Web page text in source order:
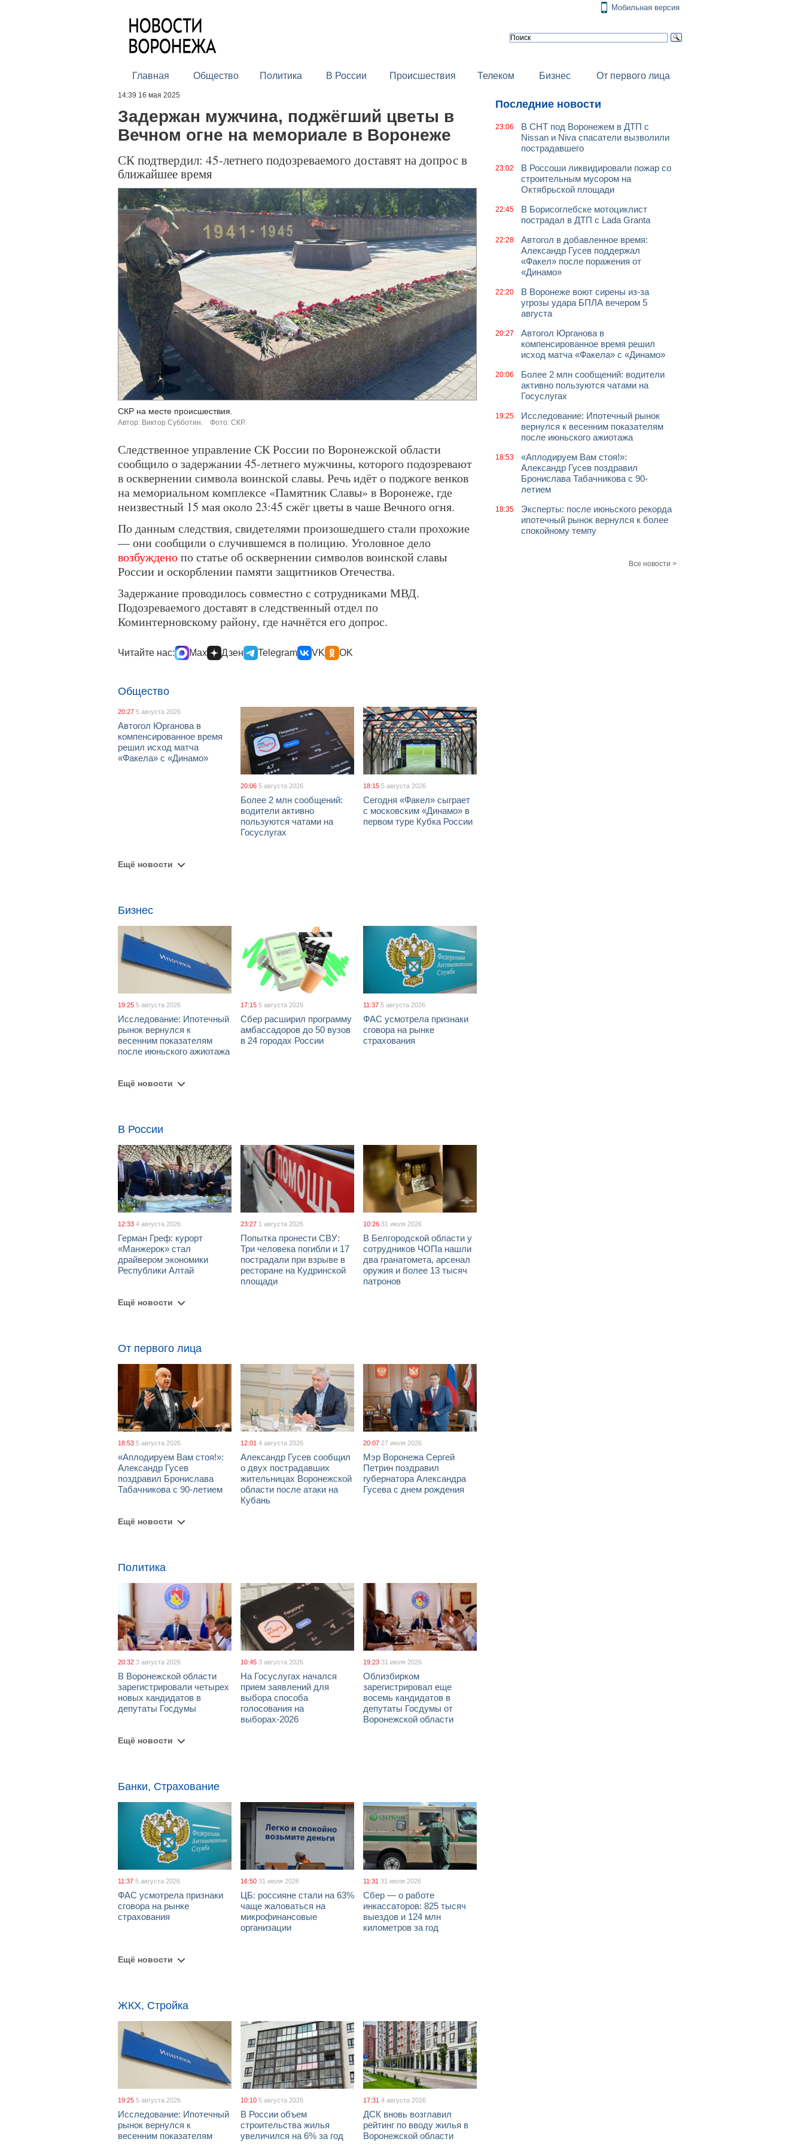
Мобильная версия
Главная Общество Политика В России Происшествия Телеком Бизнес От первого лица
14:39 16 мая 2025
Задержан мужчина, поджёгший цветы в
Вечном огне на мемориале в Воронеже
СК подтвердил: 45-летнего подозреваемого доставят на допрос в
ближайшее время
СКР на месте происшествия.
Автор: Виктор Субботин. Фото: СКР.
Следственное управление СК России по Воронежской области
сообщило о задержании 45-летнего мужчины, которого подозревают
в осквернении символа воинской славы. Речь идёт о поджоге венков
на мемориальном комплексе «Памятник Славы» в Воронеже, где
неизвестный 15 мая около 23:45 сжёг цветы в чаше Вечного огня.
По данным следствия, свидетелями произошедшего стали прохожие
— они сообщили о случившемся в полицию. Уголовное дело
возбужденопо статье об осквернении символов воинской славы
России и оскорблении памяти защитников Отечества.
Задержание проводилось совместно с сотрудниками МВД.
Подозреваемого доставят в следственный отдел по
Коминтерновскому району, где начнётся его допрос.
Читайте нас: Max Дзен Telegram VK OK
Общество
20:27 5 августа 2026
Автогол Юрганова в
компенсированное время
решил исход матча
«Факела» с «Динамо»
20:06 5 августа 2026
Более 2 млн сообщений:
водители активно
пользуются чатами на
Госуслугах
18:15 5 августа 2026
Сегодня «Факел» сыграет
с московским «Динамо» в
первом туре Кубка России
Ещё новости
Бизнес
19:25 5 августа 2026
Исследование: Ипотечный
рынок вернулся к
весенним показателям
после июньского ажиотажа
17:15 5 августа 2026
Сбер расширил программу
амбассадоров до 50 вузов
в 24 городах России
11:37 5 августа 2026
ФАС усмотрела признаки
сговора на рынке
страхования
Ещё новости
В России
12:33 4 августа 2026
Герман Греф: курорт
«Манжерок» стал
драйвером экономики
Республики Алтай
23:27 1 августа 2026
Попытка пронести СВУ:
Три человека погибли и 17
пострадали при взрыве в
ресторане на Кудринской
площади
10:26 31 июля 2026
В Белгородской области у
сотрудников ЧОПа нашли
два гранатомета, арсенал
оружия и более 13 тысяч
патронов
Ещё новости
От первого лица
18:53 5 августа 2026
«Аплодируем Вам стоя!»:
Александр Гусев
поздравил Бронислава
Табачникова с 90-летием
12:01 4 августа 2026
Александр Гусев сообщил
о двух пострадавших
жительницах Воронежской
области после атаки на
Кубань
20:07 27 июля 2026
Мэр Воронежа Сергей
Петрин поздравил
губернатора Александра
Гусева с днем рождения
Ещё новости
Политика
20:32 3 августа 2026
В Воронежской области
зарегистрировали четырех
новых кандидатов в
депутаты Госдумы
10:45 3 августа 2026
На Госуслугах начался
прием заявлений для
выбора способа
голосования на
выборах-2026
19:23 31 июля 2026
Облизбирком
зарегистрировал еще
восемь кандидатов в
депутаты Госдумы от
Воронежской области
Ещё новости
Банки, Страхование
11:37 5 августа 2026
ФАС усмотрела признаки
сговора на рынке
страхования
16:50 31 июля 2026
ЦБ: россияне стали на 63%
чаще жаловаться на
микрофинансовые
организации
11:31 31 июля 2026
Сбер — о работе
инкассаторов: 825 тысяч
выездов и 124 млн
километров за год
Ещё новости
ЖКХ, Стройка
19:25 5 августа 2026
Исследование: Ипотечный
рынок вернулся к
весенним показателям
10:10 5 августа 2026
В России объем
строительства жилья
увеличился на 6% за год
17:31 4 августа 2026
ДСК вновь возглавил
рейтинг по вводу жилья в
Воронежской области
Последние новости
23:06
В СНТ под Воронежем в ДТП с
Nissan и Niva спасатели вызволили
пострадавшего
23:02
В Россоши ликвидировали пожар со
строительным мусором на
Октябрьской площади
22:45
В Борисоглебске мотоциклист
пострадал в ДТП с Lada Granta
22:28
Автогол в добавленное время:
Александр Гусев поддержал
«Факел» после поражения от
«Динамо»
22:20
В Воронеже воют сирены из-за
угрозы удара БПЛА вечером 5
августа
20:27
Автогол Юрганова в
компенсированное время решил
исход матча «Факела» с «Динамо»
20:06
Более 2 млн сообщений: водители
активно пользуются чатами на
Госуслугах
19:25
Исследование: Ипотечный рынок
вернулся к весенним показателям
после июньского ажиотажа
18:53
«Аплодируем Вам стоя!»:
Александр Гусев поздравил
Бронислава Табачникова с 90-
летием
18:35
Эксперты: после июньского рекорда
ипотечный рынок вернулся к более
спокойному темпу
Все новости >